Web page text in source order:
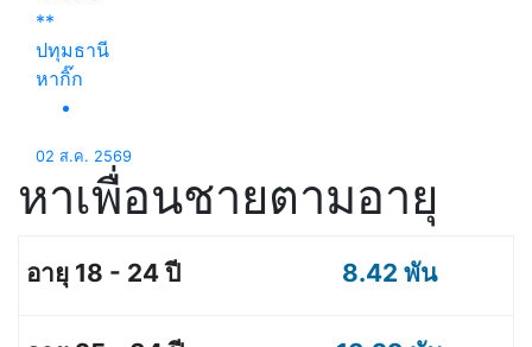
**
ปทุมธานี
หากิ๊ก
02 ส.ค. 2569
หาเพื่อนชายตามอายุ
8.42 พัน